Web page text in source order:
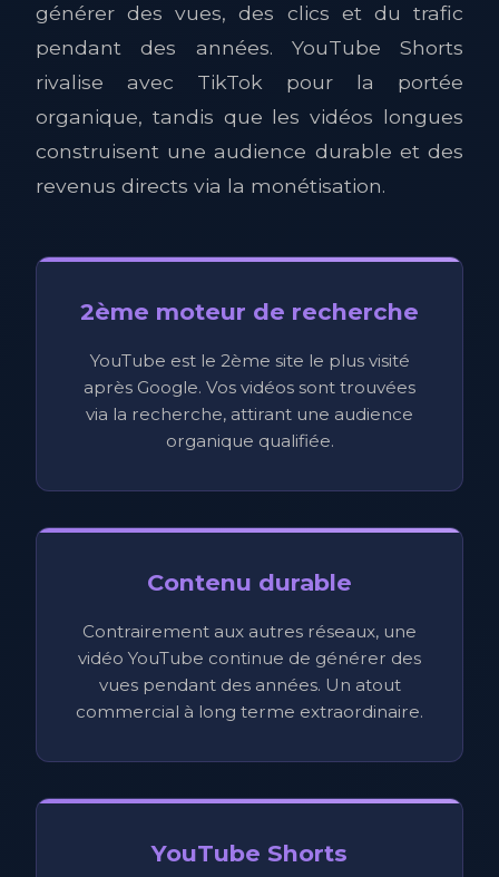
générer des vues, des clics et du trafic
pendant des années. YouTube Shorts
rivalise avec TikTok pour la portée
organique, tandis que les vidéos longues
construisent une audience durable et des
revenus directs via la monétisation.
2ème moteur de recherche
YouTube est le 2ème site le plus visité
après Google. Vos vidéos sont trouvées
via la recherche, attirant une audience
organique qualifiée.
Contenu durable
Contrairement aux autres réseaux, une
vidéo YouTube continue de générer des
vues pendant des années. Un atout
commercial à long terme extraordinaire.
YouTube Shorts